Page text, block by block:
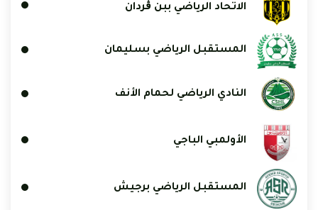
الاتحاد الرياضي ببن ڨردان
المستقبل الرياضي بسليمان
النادي الرياضي لحمام الأنف
الأولمبي الباجي
المستقبل الرياضي برجيش